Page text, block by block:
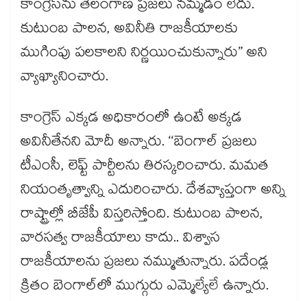
కాంగ్రెస్‌‌‌‌ను తెలంగాణ ప్రజలు నమ్మడం లేదు.
కుటుంబ పాలన, అవినీతి రాజకీయాలకు
ముగింపు పలకాలని నిర్ణయించుకున్నారు” అని
వ్యాఖ్యానించారు.
కాంగ్రెస్‌ ఎక్కడ అధికారంలో ఉంటే అక్కడ
అవినీతేనని మోదీ అన్నారు. ‘‘బెంగాల్‌ ప్రజలు
టీఎంసీ, లెఫ్ట్‌ పార్టీలను తిరస్కరించారు. మమత
నియంతృత్వాన్ని ఎదురించారు. దేశవ్యాప్తంగా అన్ని
రాష్ట్రాల్లో బీజేపీ విస్తరిస్తోంది. కుటుంబ పాలన,
వారసత్వ రాజకీయాలు కాదు.. విశ్వాస
రాజకీయాలను ప్రజలు నమ్ముతున్నారు. పదేండ్ల
క్రితం బెంగాల్‌లో ముగ్గురు ఎమ్మెల్యేలే ఉన్నారు.